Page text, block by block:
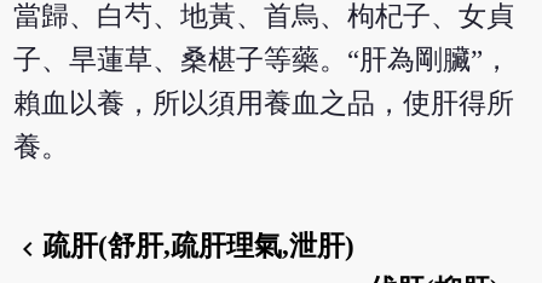
當歸、白芍、地黃、首烏、枸杞子、女貞
子、旱蓮草、桑椹子等藥。“肝為剛臟”，
賴血以養，所以須用養血之品，使肝得所
養。
chevron_left疏肝(舒肝,疏肝理氣,泄肝)